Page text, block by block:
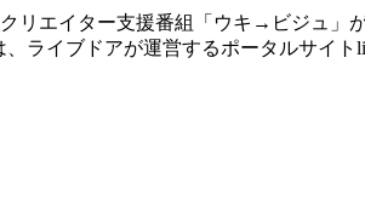
ライブドアが運営するポータルサイ